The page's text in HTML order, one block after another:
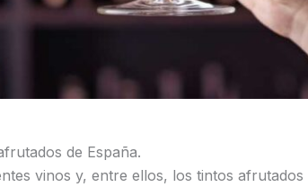
de España.
vinos y, entre ellos, los tintos